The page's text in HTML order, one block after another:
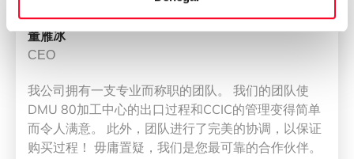
董雁冰
CEO
我公司拥有一支专业而称职的团队。 我们的团队使
DMU 80加工中心的出口过程和CCIC的管理变得简单
而令人满意。 此外，团队进行了完美的协调，以保证
购买过程！ 毋庸置疑，我们是您最可靠的合作伙伴。